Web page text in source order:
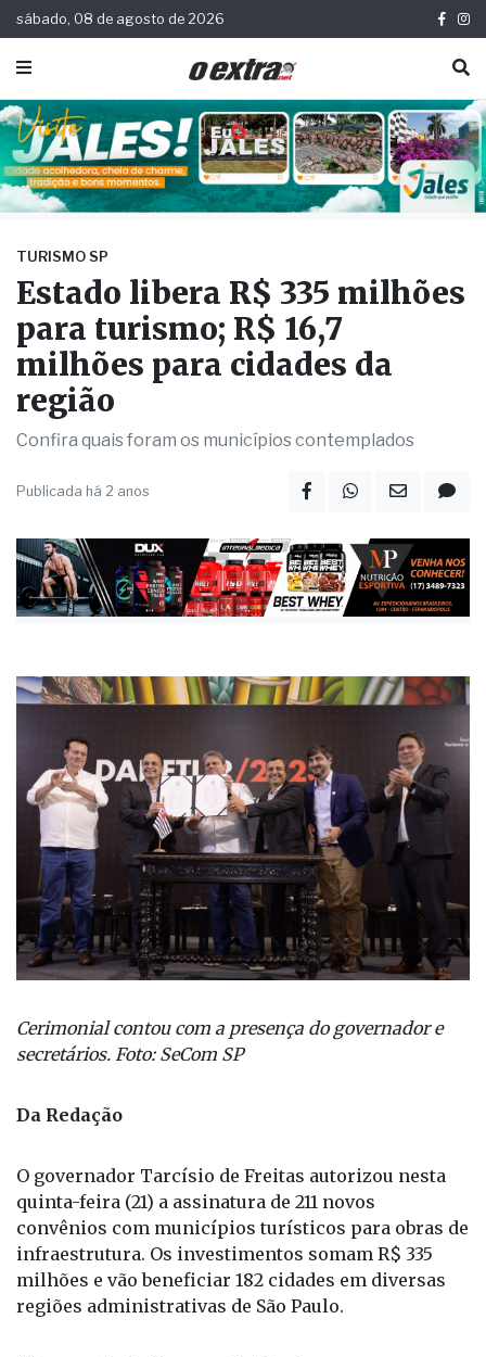
sábado, 08 de agosto de 2026
TURISMO SP
Estado libera R$ 335 milhões
para turismo; R$ 16,7
milhões para cidades da
região
Cerimonial contou com a presença do governador e
O governador Tarcísio de Freitas autorizou nesta
quinta-feira (21) a assinatura de 211 novos
convênios com municípios turísticos para obras de
infraestrutura. Os investimentos somam R$ 335
milhões e vão beneficiar 182 cidades em diversas